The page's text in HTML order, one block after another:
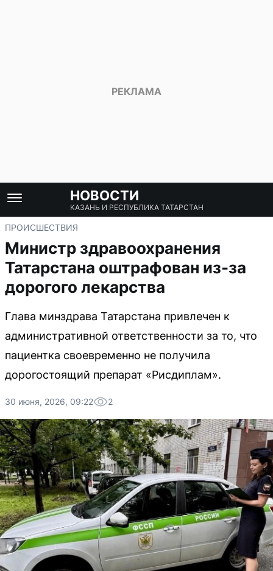
НОВОСТИ
КАЗАНЬ И РЕСПУБЛИКА ТАТАРСТАН
ПРОИСШЕСТВИЯ
Министр здравоохранения
Татарстана оштрафован из-за
дорогого лекарства
Глава минздрава Татарстана привлечен к
административной ответственности за то, что
пациентка своевременно не получила
дорогостоящий препарат «Рисдиплам».
30 июня, 2026, 09:22 2